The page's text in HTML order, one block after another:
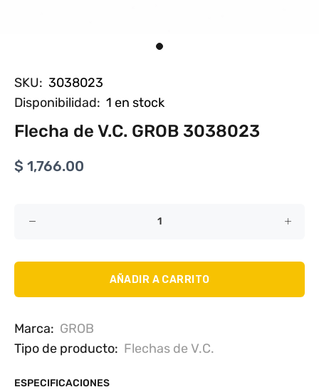
SKU: 3038023
Disponibilidad: 1 en stock
Flecha de V.C. GROB 3038023
$ 1,766.00
AÑADIR A CARRITO
Marca: GROB
Tipo de producto: Flechas de V.C.
ESPECIFICACIONES